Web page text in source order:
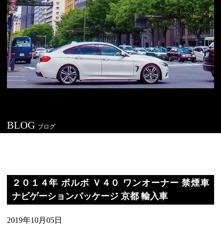
BLOG ブログ
２０１４年 ボルボ Ｖ４０ ワンオーナー 禁煙車
ナビゲーションパッケージ 京都 輸入車
2019年10月05日